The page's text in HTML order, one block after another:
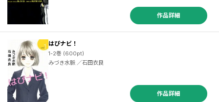
／田中ほさな ／関根光太郎 ／東亜重工動画制作局 ／トオノキョウジ ／閃凡人 ／塩沢天人志 ／Ｋｆａｃｅ ／メイジメロウ ／塩野干支郎次 ／竹井１０日 ／維邪之托刀 ／Ｃｈｉｙｏ Ｓｔ．Ｉｎｃ． ／蒼空チョコ ／かいれめく ／九似良 ／石田衣良 ／山田秋太郎 ／中谷チカ ／飴野まち ／進む ／石黒直 ／築地俊彦 ／折音詩千生 ／はましま薫夫 ／布瀬 ／春原ロビンソン ／會川昇 ／名護ムツキ ／鐘弘亜樹 ／遠藤まめ ／堂本裕貴 ／ChiyoSt.Inc ／諌山創 ／ｈｏｕｎｏｒｉ ／中川沙樹 ／時久現代 ／スマ見 ／貝遼太郎 ／真綿 ／明石こや
作品詳細
はぴナビ！
1-2巻 (600pt)
みづき水脈 ／石田衣良
作品詳細